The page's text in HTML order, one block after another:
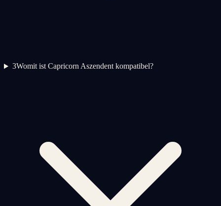
3Womit ist Capricorn Aszendent kompatibel?